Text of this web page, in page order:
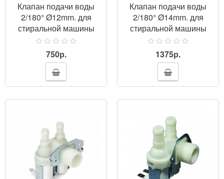
Клапан подачи воды
2/180° Ø12mm. для
стиральной машины
(универсальный)
750р.
Клапан подачи воды
2/180° Ø14mm. для
стиральной машины
1375р.